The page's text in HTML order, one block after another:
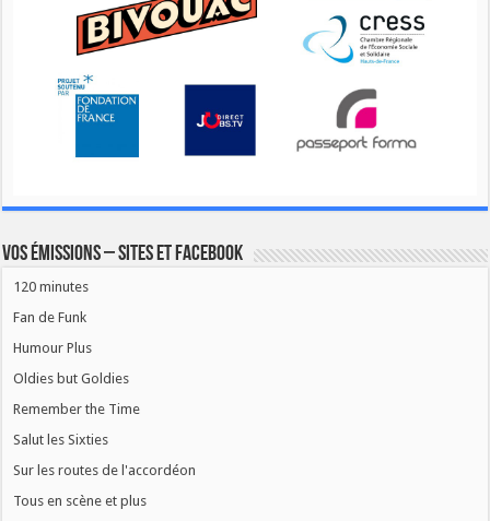
Vos émissions – Sites et Facebook
120 minutes
Fan de Funk
Humour Plus
Oldies but Goldies
Remember the Time
Salut les Sixties
Sur les routes de l'accordéon
Tous en scène et plus